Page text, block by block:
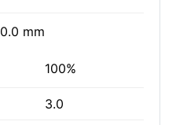
0.0 mm
100%
3.0